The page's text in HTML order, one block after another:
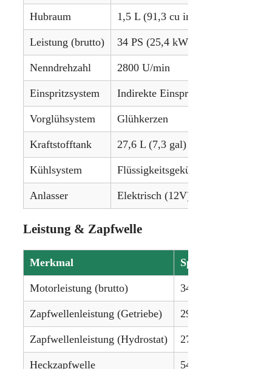
Hubraum 1,5 L (91,3 cu in)
Leistung (brutto) 34 PS (25,4 kW)
Nenndrehzahl 2800 U/min
Einspritzsystem Indirekte Einspritzung
Vorglühsystem Glühkerzen
Kraftstofftank 27,6 L (7,3 gal)
Kühlsystem Flüssigkeitsgekühlt
Anlasser Elektrisch (12V)
Leistung & Zapfwelle
Merkmal Spezifikation
Motorleistung (brutto) 34 PS (25,4 kW)
Zapfwellenleistung (Getriebe) 29,1 PS (21,7 kW)
Zapfwellenleistung (Hydrostat) 27,3 PS (20,4 kW)
Heckzapfwelle 540 U/min